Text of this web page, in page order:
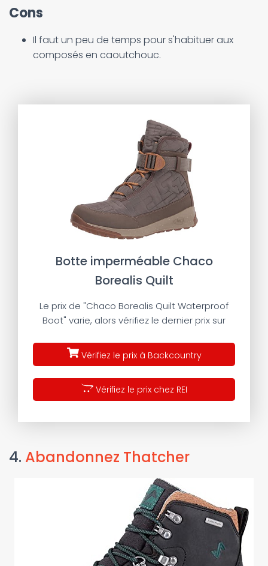
Cons
Il faut un peu de temps pour s'habituer aux
composés en caoutchouc.
Botte imperméable Chaco
Borealis Quilt
Le prix de "Chaco Borealis Quilt Waterproof
Boot" varie, alors vérifiez le dernier prix sur
Vérifiez le prix à Backcountry
Vérifiez le prix chez REI
4. Abandonnez Thatcher